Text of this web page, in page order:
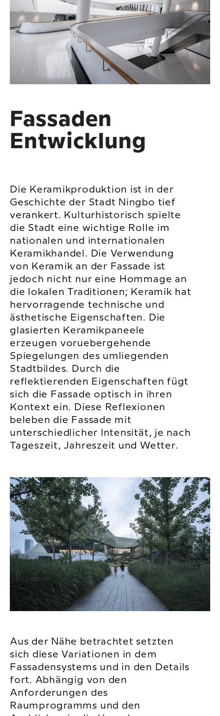
Fassaden
Entwicklung
Die Keramikproduktion ist in der
Geschichte der Stadt Ningbo tief
verankert. Kulturhistorisch spielte
die Stadt eine wichtige Rolle im
nationalen und internationalen
Keramikhandel. Die Verwendung
von Keramik an der Fassade ist
jedoch nicht nur eine Hommage an
die lokalen Traditionen; Keramik hat
hervorragende technische und
ästhetische Eigenschaften. Die
glasierten Keramikpaneele
erzeugen voruebergehende
Spiegelungen des umliegenden
Stadtbildes. Durch die
reflektierenden Eigenschaften fügt
sich die Fassade optisch in ihren
Kontext ein. Diese Reflexionen
beleben die Fassade mit
unterschiedlicher Intensität, je nach
Tageszeit, Jahreszeit und Wetter.
Aus der Nähe betrachtet setzten
sich diese Variationen in dem
Fassadensystems und in den Details
fort. Abhängig von den
Anforderungen des
Raumprogramms und den